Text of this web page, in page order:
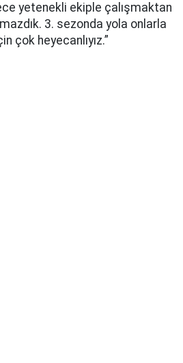
yetenekli ekiple çalışmaktan
3. sezonda yola onlarla
çok heyecanlıyız.”